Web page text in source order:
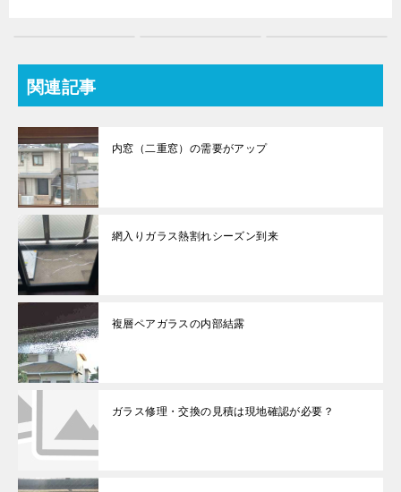
関連記事
内窓（二重窓）の需要がアップ
網入りガラス熱割れシーズン到来
複層ペアガラスの内部結露
ガラス修理・交換の見積は現地確認が必要？